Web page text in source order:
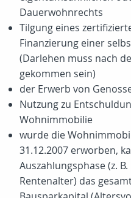
Dauerwohnrechts
Tilgung eines
Finanzierung einer
(Darlehen muss nach
gekommen sein)
der Erwerb von
Nutzung zu
Wohnimmobilie
wurde die
31.12.2007 erworben,
Auszahlungsphase (z.
Rentenalter) das